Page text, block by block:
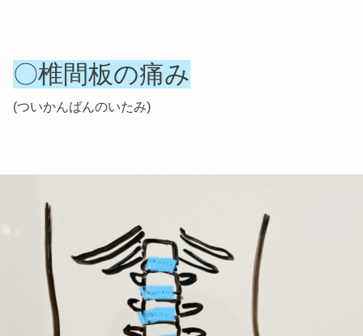
〇椎間板の痛み
(ついかんばんのいたみ)